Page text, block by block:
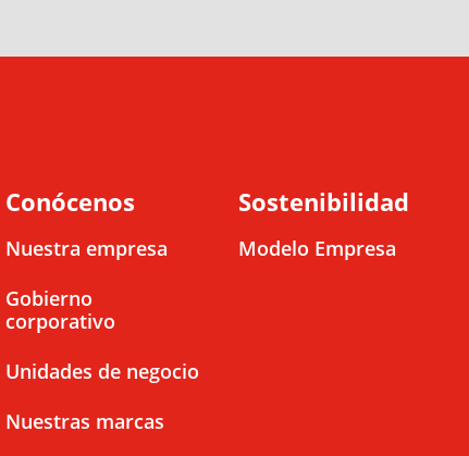
Conócenos
Nuestra empresa
Gobierno
corporativo
Unidades de negocio
Nuestras marcas
Sostenibilidad
Modelo Empresa